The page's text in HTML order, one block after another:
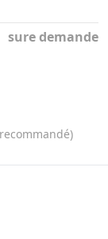
sure demande